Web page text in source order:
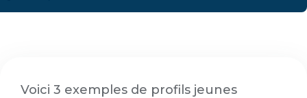
Voici 3 exemples de profils jeunes